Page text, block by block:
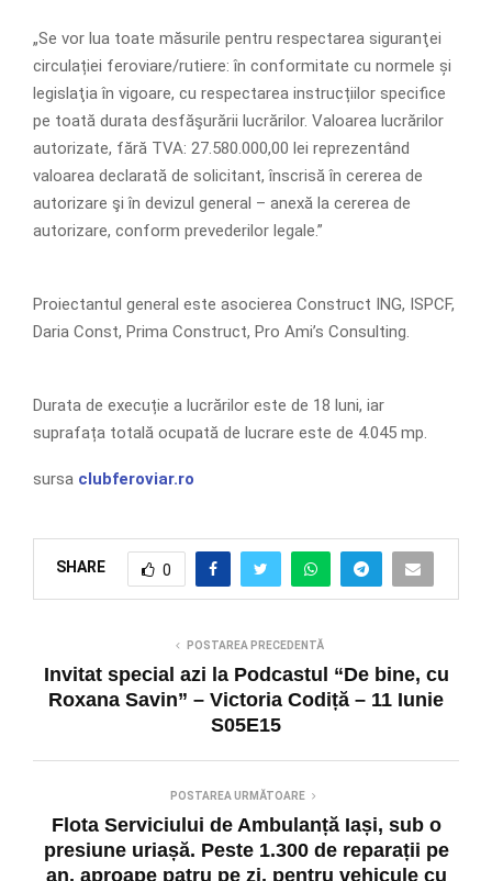
„Se vor lua toate măsurile pentru respectarea siguranţei
circulației feroviare/rutiere: în conformitate cu normele și
legislaţia în vigoare, cu respectarea instrucțiilor specifice
pe toată durata desfăşurării lucrărilor. Valoarea lucrărilor
autorizate, fără TVA: 27.580.000,00 lei reprezentând
valoarea declarată de solicitant, înscrisă în cererea de
autorizare şi în devizul general – anexă la cererea de
autorizare, conform prevederilor legale.”
Proiectantul general este asocierea Construct ING, ISPCF,
Daria Const, Prima Construct, Pro Ami’s Consulting.
Durata de execuție a lucrărilor este de 18 luni, iar
suprafața totală ocupată de lucrare este de 4.045 mp.
sursa clubferoviar.ro
SHARE 0
POSTAREA PRECEDENTĂ
Invitat special azi la Podcastul “De bine, cu
Roxana Savin” – Victoria Codiță – 11 Iunie
S05E15
POSTAREA URMĂTOARE
Flota Serviciului de Ambulanță Iași, sub o
presiune uriașă. Peste 1.300 de reparații pe
an, aproape patru pe zi, pentru vehicule cu